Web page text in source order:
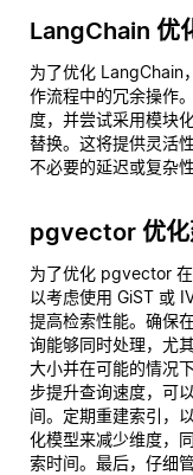
LangChain 优
为了优化 LangChain
作流程中的冗余操作
度，并尝试采用模块
替换。这将提供灵活
不必要的延迟或复杂性
pgvector 优化
为了优化 pgvector
以考虑使用 GiST 或
提高检索性能。确保
询能够同时处理，尤
大小并在可能的情况
步提升查询速度，可
间。定期重建索引，
化模型来减少维度，
索时间。最后，仔细